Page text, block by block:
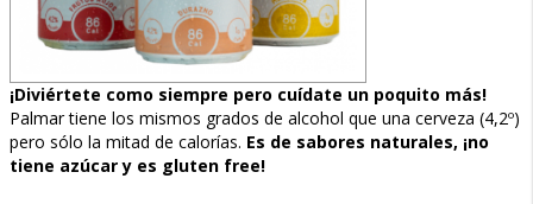
¡Diviértete como siempre pero cuídate un poquito más!
Palmar tiene los mismos grados de alcohol que una cerveza (4,2º)
pero sólo la mitad de calorías. Es de sabores naturales, ¡no
tiene azúcar y es gluten free!